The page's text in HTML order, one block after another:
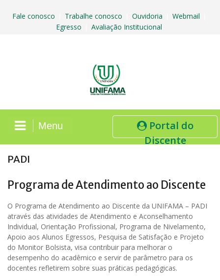
Fale conosco Trabalhe conosco Ouvidoria Webmail
Egresso Avaliação Institucional
Portal do
Discente
Menu
PADI
Programa de Atendimento ao Discente
O Programa de Atendimento ao Discente da UNIFAMA – PADI
através das atividades de Atendimento e Aconselhamento
Individual, Orientação Profissional, Programa de Nivelamento,
Apoio aos Alunos Egressos, Pesquisa de Satisfação e Projeto
do Monitor Bolsista, visa contribuir para melhorar o
desempenho do acadêmico e servir de parâmetro para os
docentes refletirem sobre suas práticas pedagógicas.